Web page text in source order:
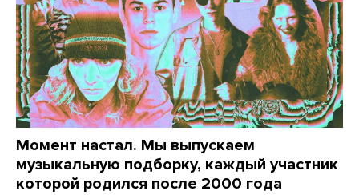
Момент настал. Мы выпускаем
музыкальную подборку, каждый участник
которой родился после 2000 года